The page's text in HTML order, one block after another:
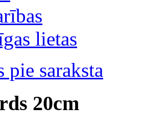
lietas
pie saraksta
20cm